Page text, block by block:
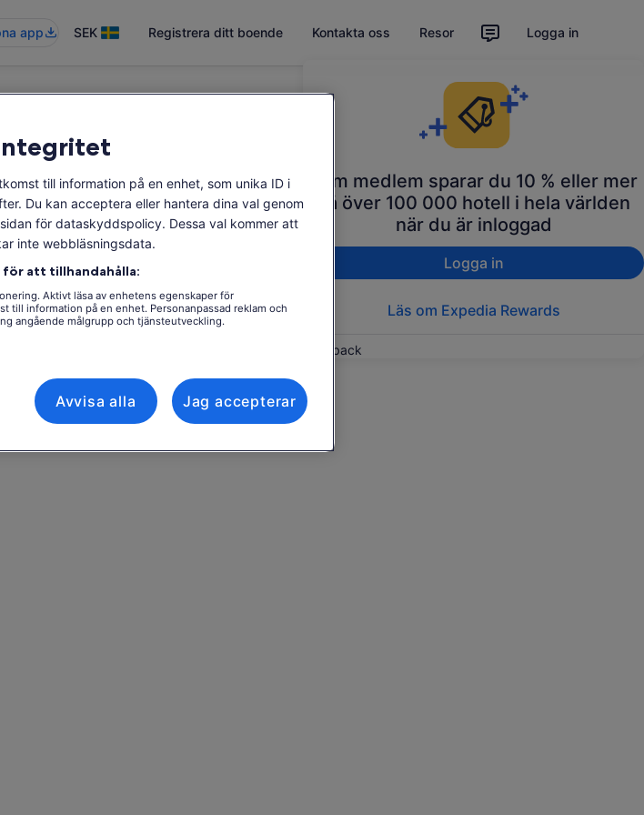
app SEK Registrera ditt boende Kontakta oss Resor Logga in
Som medlem sparar du 10 % eller mer
på över 100 000 hotell i hela världen
när du är inloggad
Logga in
Läs om Expedia Rewards
Feedback
till information på en enhet, som unika ID i
Du kan acceptera eller hantera dina val genom
för dataskyddspolicy. Dessa val kommer att
inte webbläsningsdata.
för att tillhandahålla:
Aktivt läsa av enhetens egenskaper för
till information på en enhet. Personanpassad reklam och
angående målgrupp och tjänsteutveckling.
Avvisa alla Jag accepterar